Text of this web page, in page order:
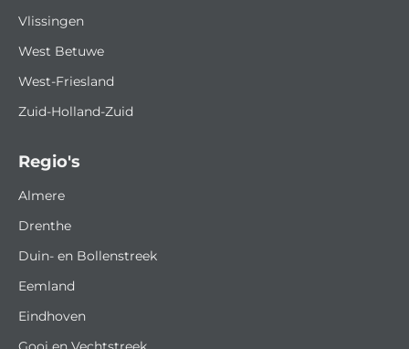
Regio's
Almere
Drenthe
Duin- en Bollenstreek
Eemland
Eindhoven
Vlissingen
West Betuwe
West-Friesland
Zuid-Holland-Zuid